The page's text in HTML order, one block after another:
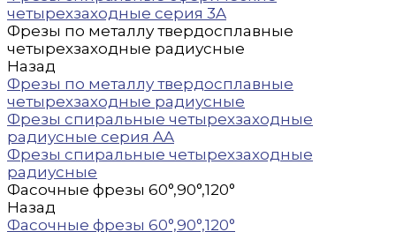
четырехзаходные серия 3A
Фрезы по металлу твердосплавные
четырехзаходные радиусные
Назад
Фрезы по металлу твердосплавные
четырехзаходные радиусные
Фрезы спиральные четырехзаходные
радиусные серия AA
Фрезы спиральные четырехзаходные
радиусные
Фасочные фрезы 60°,90°,120°
Назад
Фасочные фрезы 60°,90°,120°